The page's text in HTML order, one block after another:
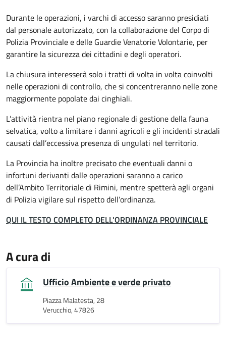
Durante le operazioni, i varchi di accesso saranno presidiati
dal personale autorizzato, con la collaborazione del Corpo di
Polizia Provinciale e delle Guardie Venatorie Volontarie, per
garantire la sicurezza dei cittadini e degli operatori.
La chiusura interesserà solo i tratti di volta in volta coinvolti
nelle operazioni di controllo, che si concentreranno nelle zone
maggiormente popolate dai cinghiali.
L’attività rientra nel piano regionale di gestione della fauna
selvatica, volto a limitare i danni agricoli e gli incidenti stradali
causati dall’eccessiva presenza di ungulati nel territorio.
La Provincia ha inoltre precisato che eventuali danni o
infortuni derivanti dalle operazioni saranno a carico
dell’Ambito Territoriale di Rimini, mentre spetterà agli organi
di Polizia vigilare sul rispetto dell’ordinanza.
QUI IL TESTO COMPLETO DELL'ORDINANZA PROVINCIALE
A cura di
Ufficio Ambiente e verde privato
Piazza Malatesta, 28
Verucchio, 47826